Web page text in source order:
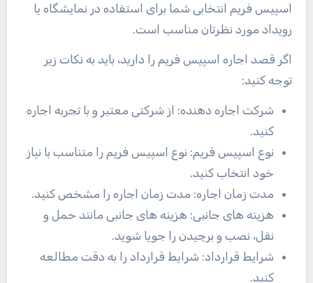
اسپیس فریم انتخابی شما برای استفاده در نمایشگاه یا
رویداد مورد نظرتان مناسب است.
اگر قصد اجاره اسپیس فریم را دارید، باید به نکات زیر
توجه کنید:
شرکت اجاره دهنده: از شرکتی معتبر و با تجربه اجاره
کنید.
نوع اسپیس فریم: نوع اسپیس فریم را متناسب با نیاز
خود انتخاب کنید.
مدت زمان اجاره: مدت زمان اجاره را مشخص کنید.
هزینه های جانبی: هزینه های جانبی مانند حمل و
نقل، نصب و برچیدن را جویا شوید.
شرایط قرارداد: شرایط قرارداد را به دقت مطالعه
کنید.